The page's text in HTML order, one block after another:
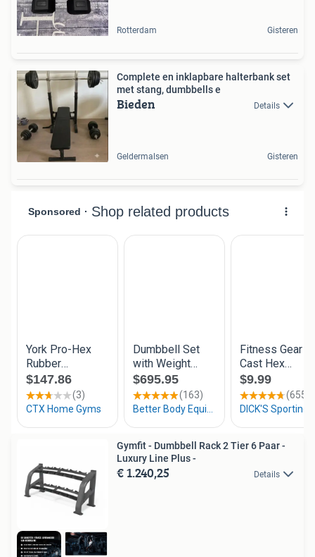
Rotterdam Gisteren
Complete en inklapbare halterbank set
met stang, dumbbells e
Bieden Details
Geldermalsen Gisteren
Gymfit - Dumbbell Rack 2 Tier 6 Paar -
Luxury Line Plus -
€ 1.240,25 Details